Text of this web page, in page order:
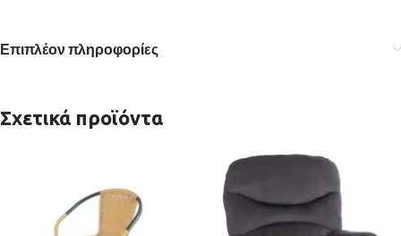
Επιπλέον πληροφορίες
Σχετικά προϊόντα